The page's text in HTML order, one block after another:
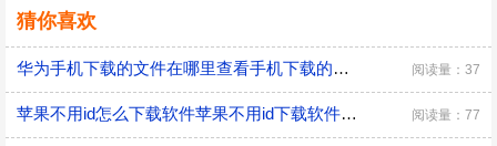
猜你喜欢
华为手机下载的文件在哪里查看手机下载的软件在哪找 阅读量：37
苹果不用id怎么下载软件苹果不用id下载软件怎么下载 阅读量：77